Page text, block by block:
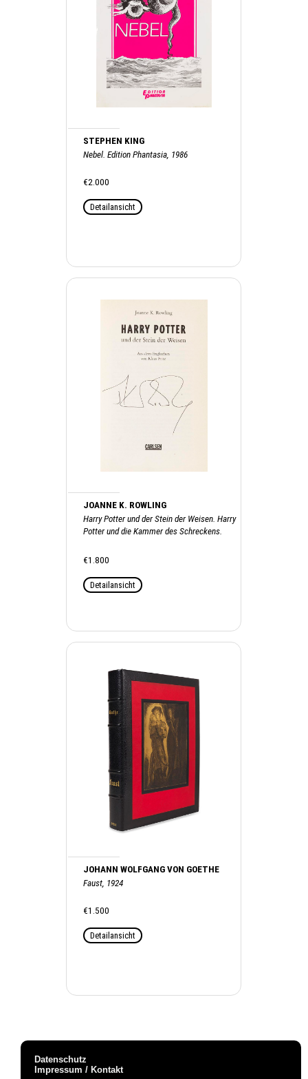
STEPHEN KING
Nebel. Edition Phantasia, 1986
€2.000
Detailansicht
JOANNE K. ROWLING
Harry Potter und der Stein der Weisen. Harry
Potter und die Kammer des Schreckens.
€1.800
Detailansicht
JOHANN WOLFGANG VON GOETHE
Faust, 1924
€1.500
Detailansicht
Datenschutz
Impressum / Kontakt